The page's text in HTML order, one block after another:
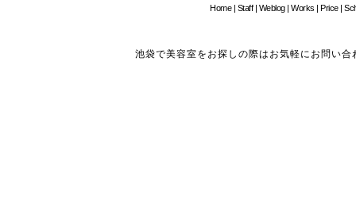
Home| Staff| Weblog| Works | Price|
池袋で美容室をお探しの際はお気軽にお問